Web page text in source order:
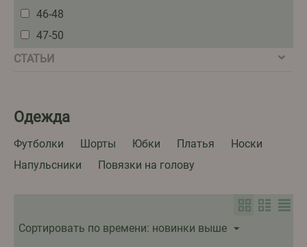
46-48
47-50
СТАТЬИ
Одежда
Футболки Шорты Юбки Платья
Носки
Напульсники
Повязки на голову
Сортировать по времени: новинки выше